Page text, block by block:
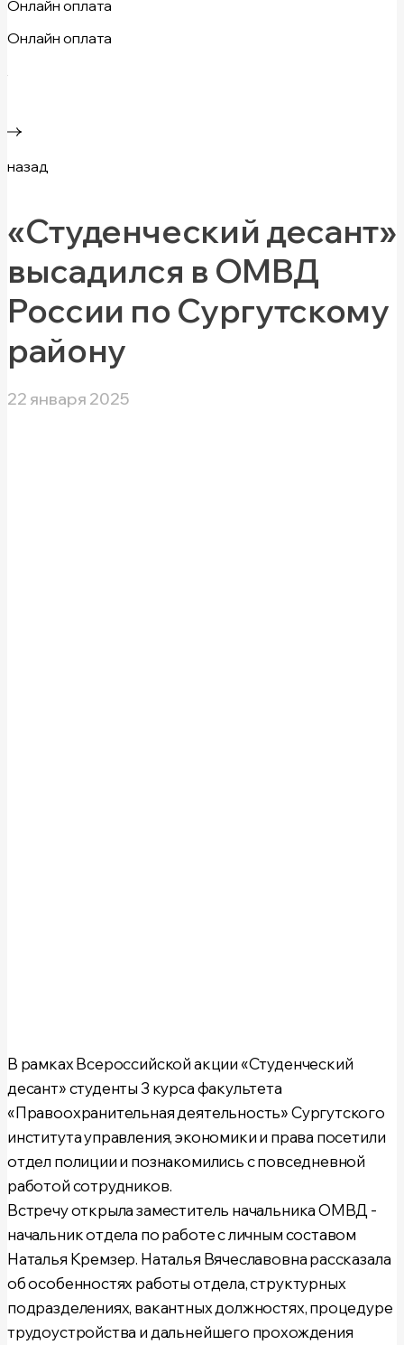
Онлайн оплата
Онлайн оплата
назад
«Студенческий десант»
высадился в ОМВД
России по Сургутскому
району
22 января 2025
В рамках Всероссийской акции «Студенческий
десант»студенты 3 курса факультета
«Правоохранительная деятельность»Сургутского
института управления, экономики и права посетили
отдел полиции и познакомились с повседневной
работой сотрудников.
Встречу открыла заместитель начальника ОМВД -
начальник отдела по работе с личным составом
Наталья Кремзер. Наталья Вячеславовна рассказала
об особенностях работы отдела, структурных
подразделениях, вакантных должностях, процедуре
трудоустройства и дальнейшего прохождения